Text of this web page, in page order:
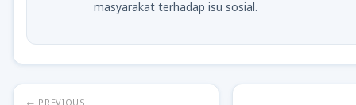
masyarakat terhadap isu sosial.
← PREVIOUS